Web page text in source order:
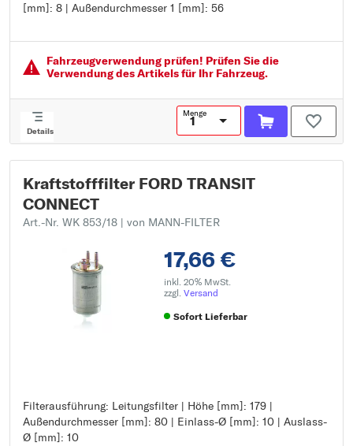
[mm]: 8 | Außendurchmesser 1 [mm]: 56
Außendurchmesser [mm]: 51
Auslass-Ø [mm]: 8
Außendurchmesser 1 [mm]: 56
Fahrzeugver­wendung prüfen! Prüfen Sie die
Verwendung des Artikels für Ihr Fahrzeug.
Details
Menge
Kraftstofffilter FORD TRANSIT
CONNECT
Art.-Nr. WK 853/18 | von MANN-FILTER
17,66 €
inkl. 20% MwSt.
zzgl. Versand
Sofort Lieferbar
Filterausführung: Leitungsfilter | Höhe [mm]: 179 |
Außendurchmesser [mm]: 80 | Einlass-Ø [mm]: 10 | Auslass-
Ø [mm]: 10
Filterausführung: Leitungsfilter
Höhe [mm]: 179
Außendurchmesser [mm]: 80